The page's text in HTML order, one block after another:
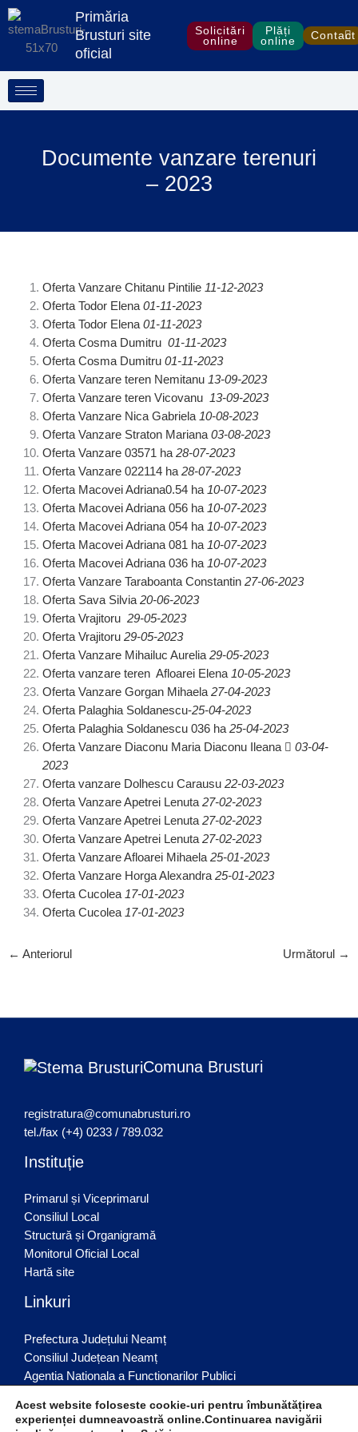
Treci
conținut
Primăria
Brusturi site
oficial
Solicitări
online
Plăți
online
Contact
Documente vanzare terenuri
– 2023
Oferta Vanzare Chitanu Pintilie 11-12-2023
Oferta Todor Elena 01-11-2023
Oferta Todor Elena 01-11-2023
Oferta Cosma Dumitru 01-11-2023
Oferta Cosma Dumitru 01-11-2023
Oferta Vanzare teren Nemitanu 13-09-2023
Oferta Vanzare teren Vicovanu 13-09-2023
Oferta Vanzare Nica Gabriela 10-08-2023
Oferta Vanzare Straton Mariana 03-08-2023
Oferta Vanzare 03571 ha 28-07-2023
Oferta Vanzare 022114 ha 28-07-2023
Oferta Macovei Adriana0.54 ha 10-07-2023
Oferta Macovei Adriana 056 ha 10-07-2023
Oferta Macovei Adriana 054 ha 10-07-2023
Oferta Macovei Adriana 081 ha 10-07-2023
Oferta Macovei Adriana 036 ha 10-07-2023
Oferta Vanzare Taraboanta Constantin 27-06-2023
Oferta Sava Silvia 20-06-2023
Oferta Vrajitoru 29-05-2023
Oferta Vrajitoru 29-05-2023
Oferta Vanzare Mihailuc Aurelia 29-05-2023
Oferta vanzare teren Afloarei Elena 10-05-2023
Oferta Vanzare Gorgan Mihaela 27-04-2023
Oferta Palaghia Soldanescu-25-04-2023
Oferta Palaghia Soldanescu 036 ha 25-04-2023
Oferta Vanzare Diaconu Maria Diaconu Ileana
03-04-
2023
Oferta vanzare Dolhescu Carausu 22-03-2023
Oferta Vanzare Apetrei Lenuta 27-02-2023
Oferta Vanzare Apetrei Lenuta 27-02-2023
Oferta Vanzare Apetrei Lenuta 27-02-2023
Oferta Vanzare Afloarei Mihaela 25-01-2023
Oferta Vanzare Horga Alexandra 25-01-2023
Oferta Cucolea 17-01-2023
Oferta Cucolea 17-01-2023
← Anteriorul Următorul →
Comuna Brusturi
registratura@comunabrusturi.ro
tel./fax (+4) 0233 / 789.032
Instituție
Primarul și Viceprimarul
Consiliul Local
Structură și Organigramă
Monitorul Oficial Local
Hartă site
Linkuri
Prefectura Județului Neamț
Consiliul Județean Neamț
Agentia Nationala a Functionarilor Publici
Inspectoratul Scolar Judetean Neamț
Acest website foloseste cookie-uri pentru îmbunătățirea
experienței dumneavoastră online.Continuarea navigării